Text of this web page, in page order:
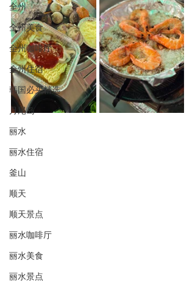
全州
全州美食
全州咖啡厅
全州住宿
韩国必买精选
月尾岛
丽水
丽水住宿
釜山
顺天
顺天景点
丽水咖啡厅
丽水美食
丽水景点